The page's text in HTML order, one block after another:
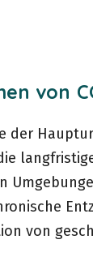
von
der
von